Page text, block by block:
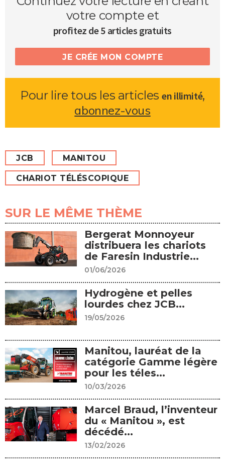
votre compte et
profitez de 5 articles gratuits
JE CRÉE MON COMPTE
Pour lire tous les articlesen illimité,
abonnez-vous
JCB MANITOU
CHARIOT TÉLÉSCOPIQUE
SUR LE MÊME THÈME
Bergerat Monnoyeur
distribuera les chariots
de Faresin Industrie...
01/06/2026
Hydrogène et pelles
lourdes chez JCB...
19/05/2026
Manitou, lauréat de la
catégorie Gamme légère
pour les téles...
10/03/2026
Marcel Braud, l’inventeur
du « Manitou », est
décédé...
13/02/2026